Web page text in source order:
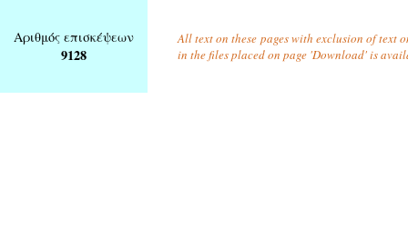
Αριθμός επισκέψεων
9128
All text on these pages with exclusion of text
in the files placed on page 'Download' is